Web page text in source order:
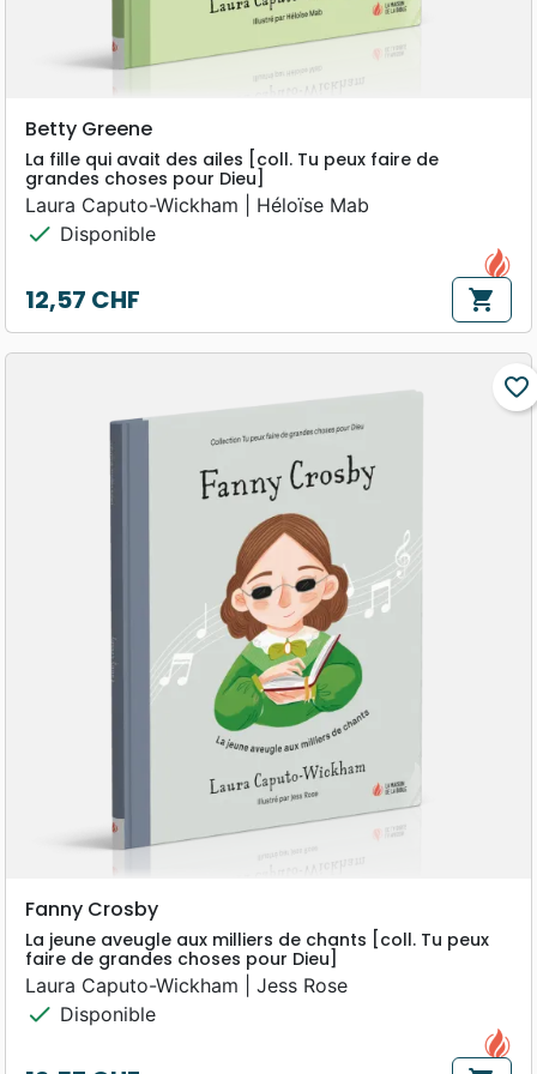
Betty Greene
La fille qui avait des ailes [coll. Tu peux faire de
grandes choses pour Dieu]
Laura Caputo-Wickham | Héloïse Mab
check Disponible
Prix
12,57 CHF shopping_cart
favorite_border
Fanny Crosby
La jeune aveugle aux milliers de chants [coll. Tu peux
faire de grandes choses pour Dieu]
Laura Caputo-Wickham | Jess Rose
check Disponible